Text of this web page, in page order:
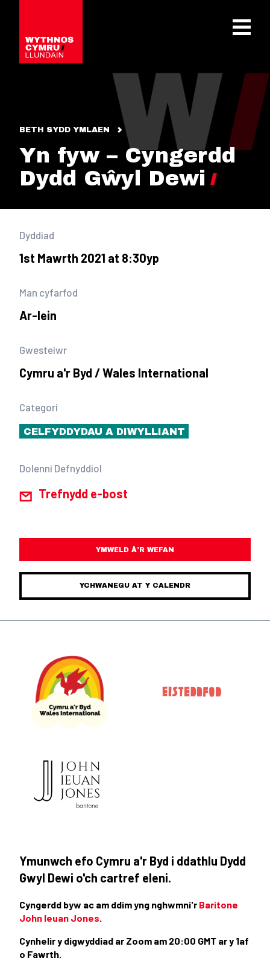
OPEN
BETH SYDD YMLAEN
Yn fyw – Cyngerdd
Dydd Gŵyl Dewi
Dyddiad
1st Mawrth 2021 at 8:30yp
Man cyfarfod
Ar-lein
Gwesteiwr
Cymru a'r Byd / Wales International
Categori
CELFYDDYDAU A DIWYLLIANT
Dolenni Defnyddiol
Trefnydd e-bost
YMWELD Â’R WEFAN
YCHWANEGU AT Y CALENDR
Ymunwch efo Cymru a'r Byd i ddathlu Dydd
Gwyl Dewi o'ch cartref eleni.
Cyngerdd byw ac am ddim yng nghwmni'r Baritone
John Ieuan Jones.
Cynhelir y digwyddiad ar Zoom am 20:00 GMT ar y 1af
o Fawrth.